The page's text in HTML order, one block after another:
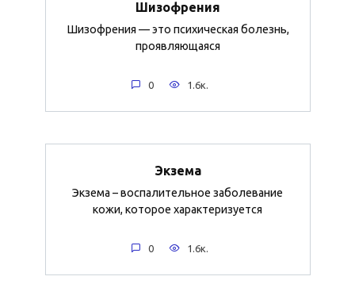
Шизофрения
Шизофрения — это психическая болезнь,
проявляющаяся
0 1.6к.
Экзема
Экзема – воспалительное заболевание
кожи, которое характеризуется
0 1.6к.